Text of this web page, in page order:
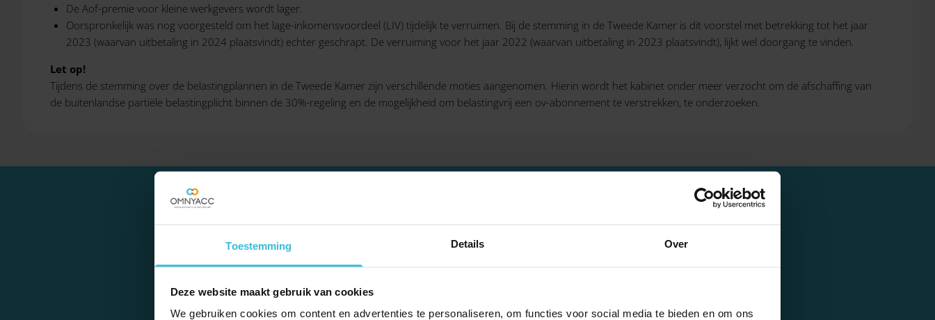
Toestemming Details Over
Deze website maakt gebruik van cookies
We gebruiken cookies om content en advertenties te personaliseren, om functies voor social media te bieden en om ons
De Aof-premie voor kleine werkgevers wordt lager.
Oorspronkelijk was nog voorgesteld om het lage-inkomensvoordeel (LIV) tijdelijk te verruimen. Bij de stemming in de Tweede Kamer is dit voorstel met betrekking tot het jaar
2023 (waarvan uitbetaling in 2024 plaatsvindt) echter geschrapt. De verruiming voor het jaar 2022 (waarvan uitbetaling in 2023 plaatsvindt), lijkt wel doorgang te vinden.
Let op!
Tijdens de stemming over de belastingplannen in de Tweede Kamer zijn verschillende moties aangenomen. Hierin wordt het kabinet onder meer verzocht om de afschaffing van
de buitenlandse partiële belastingplicht binnen de 30%-regeling en de mogelijkheid om belastingvrij een ov-abonnement te verstrekken, te onderzoeken.
LET OP!